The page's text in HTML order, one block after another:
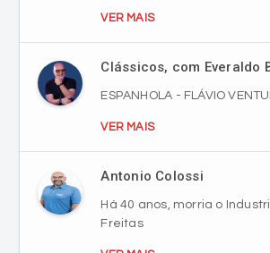
Clássicos, com Everaldo
VER MAIS
Antonio Colossi
VER MAIS